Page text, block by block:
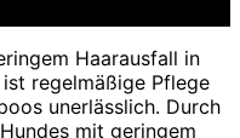
Haarausfall in
regelmäßige Pflege
unerlässlich. Durch
mit geringem